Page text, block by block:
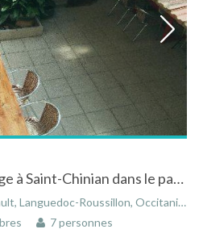
Location maison de village à Saint-Chinian dans le parc du Haut Languedoc, au coeur des vignes
Roussillon, Occitanie, France
7 personnes